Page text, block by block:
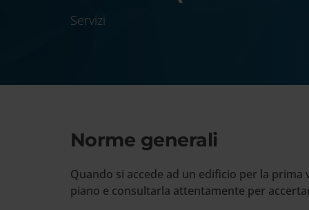
Servizi
Norme generali
Quando si accede ad un edificio per la
piano e consultarla attentamente per